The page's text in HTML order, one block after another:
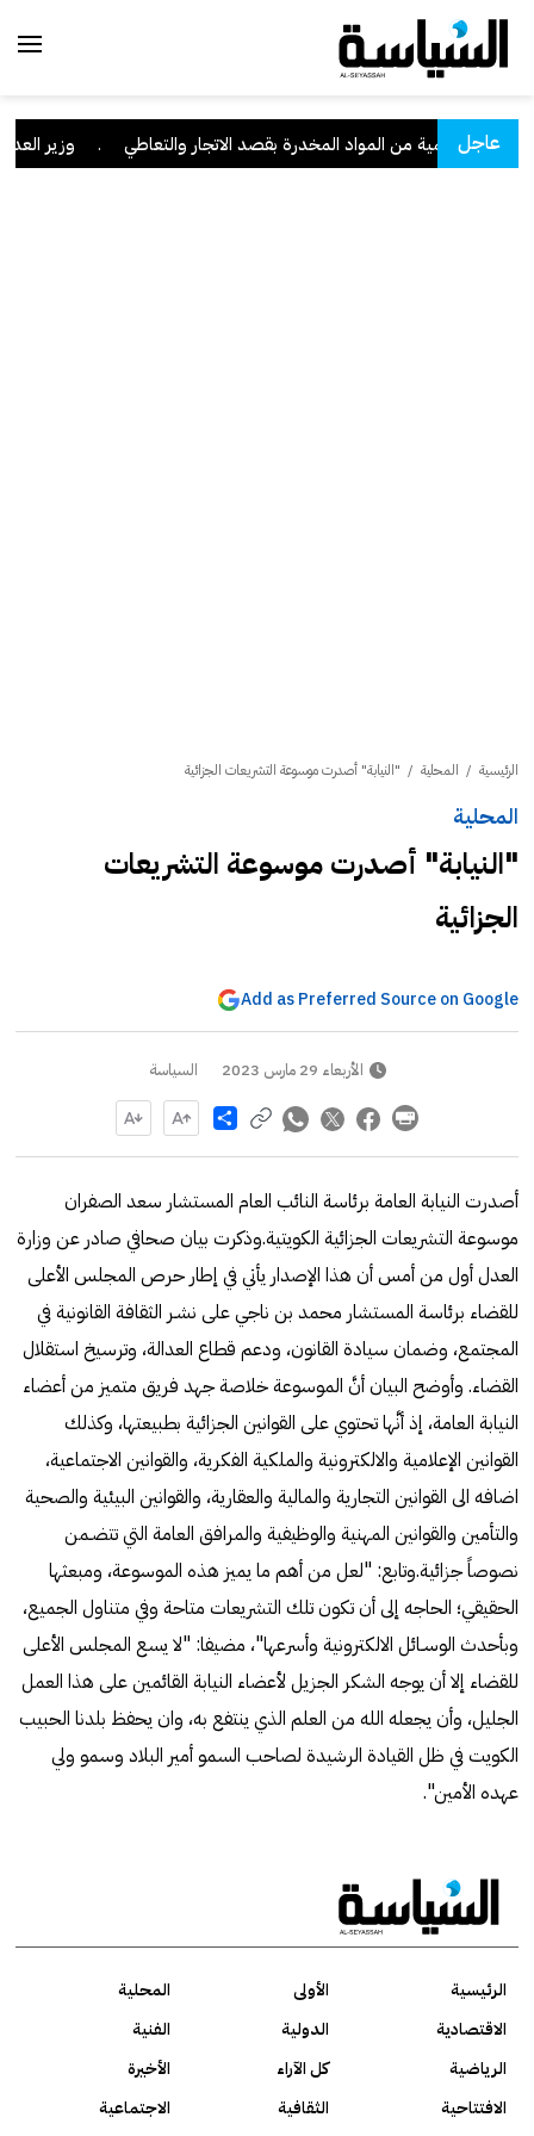
عاجلكمية من المواد المخدرة بقصد الاتجار والتعاطي وزير العدل: تراجع
الرئيسية / المحلية / "النيابة" أصدرت موسوعة التشريعات الجزائية
المحلية
"النيابة" أصدرت موسوعة التشريعات
الجزائية
Add as Preferred Source on Google
الأربعاء 29 مارس 2023 السياسة
Share
أصدرت النيابة العامة برئاسة النائب العام المستشار سعد الصفران
موسوعة التشريعات الجزائية الكويتية.وذكرت بيان صحافي صادر عن وزارة
العدل أول من أمس أن هذا الإصدار يأتي في إطار حرص المجلس الأعلى
للقضاء برئاسة المستشار محمد بن ناجي على نشـر الثقافة القانونية في
المجتمع، وضمان سيادة القانون، ودعم قطاع العدالة، وترسيخ استقلال
القضاء. وأوضح البيان أنَّ الموسوعة خلاصة جهد فريق متميز من أعضاء
النيابة العامة، إذ أنَّها تحتوي على القوانين الجزائية بطبيعتها، وكذلك
القوانين الإعلامية والالكترونية والملكية الفكرية، والقوانين الاجتماعية،
اضافه الى القوانين التجارية والمالية والعقارية، والقوانين البيئية والصحية
والتأمين والقوانين المهنية والوظيفية والمرافق العامة التي تتضـمن
نصوصاً جزائية.وتابع: "لعل من أهم ما يميز هذه الموسوعة، ومبعثها
الحقيقي؛ الحاجه إلى أن تكون تلك التشريعات متاحة وفي متناول الجميع،
وبأحدث الوسـائل الالكترونية وأسرعها"، مضيفا: "لا يسع المجلس الأعلى
للقضاء إلا أن يوجه الشكر الجزيل لأعضاء النيابة القائمين على هذا العمل
الجليل، وأن يجعله الله من العلم الذي ينتفع به، وان يحفظ بلدنا الحبيب
الكويت في ظل القيادة الرشيدة لصاحب السمو أمير البلاد وسمو ولي
عهده الأمين".
الرئيسية الأولى
المحلية
الاقتصادية
الدولية
الفنية
الرياضية
كل الآراء
الأخيرة
الافتتاحية
الثقافية
الاجتماعية